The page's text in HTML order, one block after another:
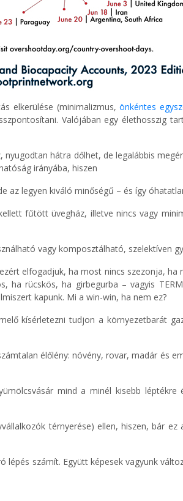
elkerülése (minimalizmus,önkéntes
Valójában egy élethosszig
hátra dőlhet, de legalábbis
irányába, hiszen
az legyen kiváló minőségű – és így
fűtött üvegház, illetve nincs vagy
vagy komposztálható, szelektíven
elfogadjuk, ha most nincs szezonja,
rücskös, ha girbegurba – vagyis
kapunk. Mi a win-win, ha nem ez?
kísérletezni tudjon a környezetbarát
élőlény: növény, rovar, madár és
mind a minél kisebb
térnyerése) ellen, hiszen, bár
számít. Együtt képesek vagyunk